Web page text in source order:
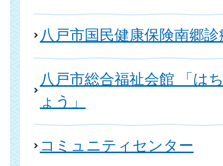
八戸市国民健康保険南郷
八戸市総合福祉会館 「は
ょう」
コミュニティセンター